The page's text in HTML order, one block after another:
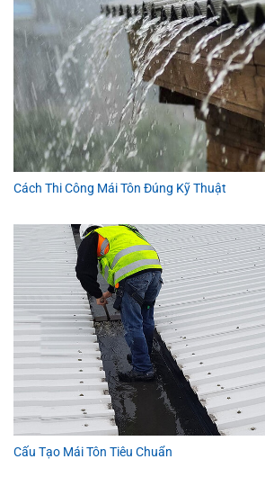
Cách Thi Công Mái Tôn Đúng Kỹ Thuật
Cấu Tạo Mái Tôn Tiêu Chuẩn